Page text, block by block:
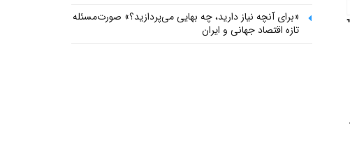
«برای آنچه نیاز دارید، چه بهایی می‌پردازید؟» صورت‌مسئله
تازه اقتصاد جهانی و ایران